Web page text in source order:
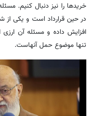
خریدها را نیز دنبال کنیم.
افزایش داده و مسئله آن
تنها موضوع حمل آنهاست.